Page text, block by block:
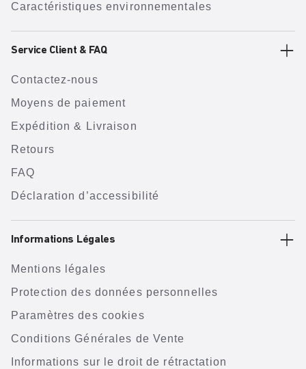
Caractéristiques environnementales
Service Client & FAQ
Contactez-nous
Moyens de paiement
Expédition & Livraison
Retours
FAQ
Déclaration d’accessibilité
Informations Légales
Mentions légales
Protection des données personnelles
Paramètres des cookies
Conditions Générales de Vente
Informations sur le droit de rétractation